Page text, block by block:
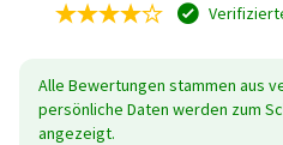
Alle Bewertungen stammen aus
persönliche Daten werden zum
angezeigt.